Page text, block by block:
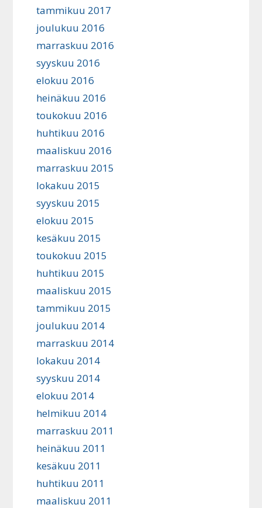
tammikuu 2017
joulukuu 2016
marraskuu 2016
syyskuu 2016
elokuu 2016
heinäkuu 2016
toukokuu 2016
huhtikuu 2016
maaliskuu 2016
marraskuu 2015
lokakuu 2015
syyskuu 2015
elokuu 2015
kesäkuu 2015
toukokuu 2015
huhtikuu 2015
maaliskuu 2015
tammikuu 2015
joulukuu 2014
marraskuu 2014
lokakuu 2014
syyskuu 2014
elokuu 2014
helmikuu 2014
marraskuu 2011
heinäkuu 2011
kesäkuu 2011
huhtikuu 2011
maaliskuu 2011